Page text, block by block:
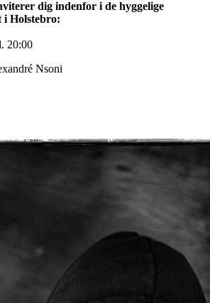
dig indenfor i de hyggelige
i Holstebro:
20:00
Nsoni